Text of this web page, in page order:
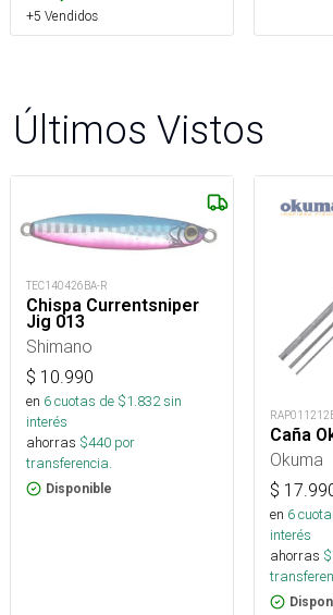
+5 Vendidos
Últimos Vistos
TEC140426BA-R
Chispa Currentsniper
Jig 013
Shimano
$ 10.990
en 6cuotas de $1.832sin
interés
ahorras $440 por
transferencia.
Disponible
Caña
Okuma
$
en 6
interés
ahorras $